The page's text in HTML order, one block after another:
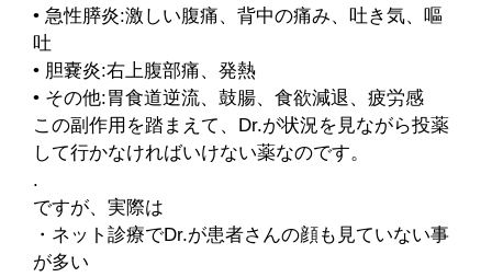
• 急性膵炎:激しい腹痛、背中の痛み、吐き気、嘔
吐
• 胆嚢炎:右上腹部痛、発熱
• その他:胃食道逆流、鼓腸、食欲減退、疲労感
この副作用を踏まえて、Dr.が状況を見ながら投薬
して行かなければいけない薬なのです。
.
ですが、実際は
・ネット診療でDr.が患者さんの顔も見ていない事
が多い